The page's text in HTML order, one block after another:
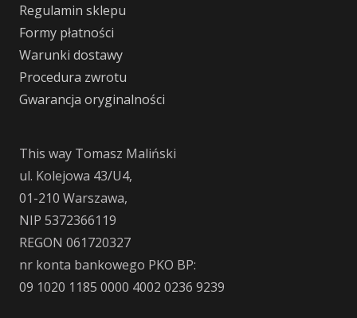
Regulamin sklepu
Formy płatności
Warunki dostawy
Procedura zwrotu
Gwarancja oryginalności
This way Tomasz Maliński
ul. Kolejowa 43/U4,
01-210 Warszawa,
NIP 5372366119
REGON 061720327
nr konta bankowego PKO BP:
09 1020 1185 0000 4002 0236 9239